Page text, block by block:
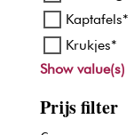
Kaptafels*
Krukjes*
Show value(s)
Prijs filter